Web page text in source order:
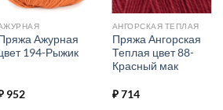
Ажурная
194-Рыжик
952
АНГОРСКАЯ ТЕПЛАЯ
Пряжа Ангорская
Теплая цвет 88-
Красный мак
₽714